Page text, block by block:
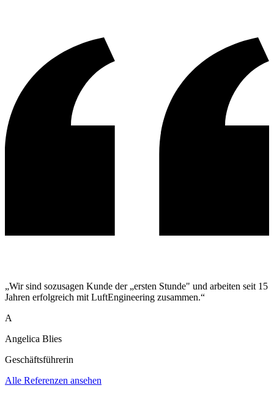
„Wir sind sozusagen Kunde der „ersten Stunde" und arbeiten seit 15
Jahren erfolgreich mit LuftEngineering zusammen.“
A
Angelica Blies
Geschäftsführerin
Alle Referenzen ansehen